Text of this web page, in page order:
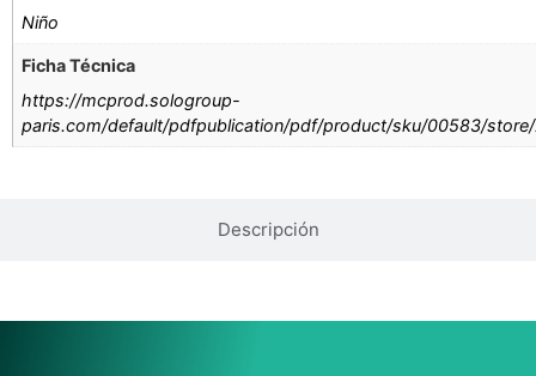
Descripción
Niño
Ficha Técnica
https://mcprod.sologroup-
paris.com/default/pdfpublication/pdf/product/sku/00583/